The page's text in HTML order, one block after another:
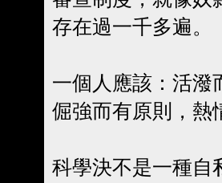
存在過一千多遍。
一個人應該：活潑
倔強而有原則，熱
科學決不是一種自